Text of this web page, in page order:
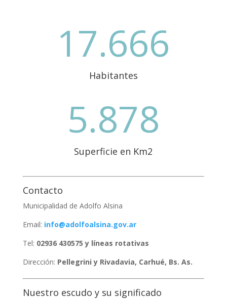
17.666
Habitantes
5.878
Superficie en Km2
Contacto
Municipalidad de Adolfo Alsina
Email: info@adolfoalsina.gov.ar
Tel: 02936 430575 y líneas rotativas
Dirección: Pellegrini y Rivadavia, Carhué, Bs. As.
Nuestro escudo y su significado